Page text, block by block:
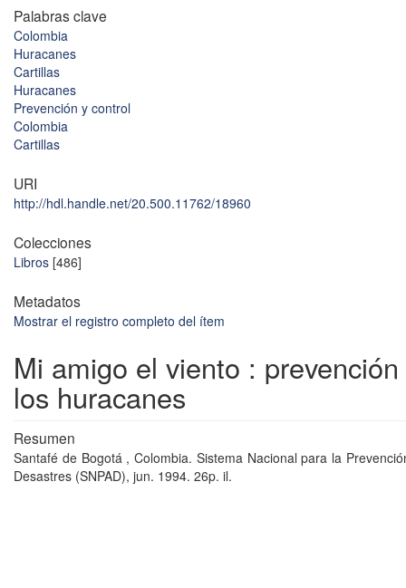
Palabras clave
Colombia
Huracanes
Cartillas
Huracanes
Prevención y control
Colombia
Cartillas
URI
http://hdl.handle.net/20.500.11762/18960
Colecciones
Libros [486]
Metadatos
Mostrar el registro completo del ítem
Mi amigo el viento :
los huracanes
Resumen
Santafé de Bogotá , Colombia. Sistema Nacional para la
Desastres (SNPAD), jun. 1994. 26p. il.